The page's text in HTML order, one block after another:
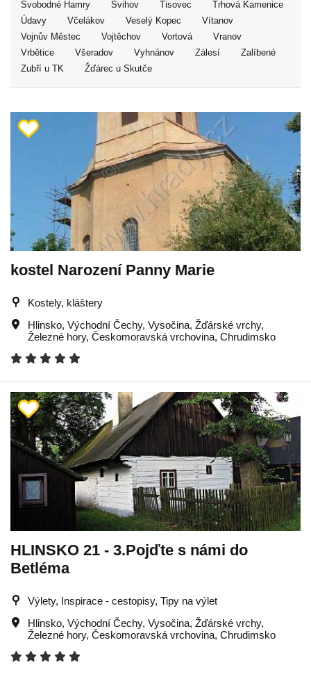
Svobodné Hamry Švihov Tisovec
Trhová Kamenice
Údavy
Včelákov Veselý Kopec
Vítanov
Vojnův Městec
Vojtěchov Vortová
Vranov
Vrbětice
Všeradov Vyhnánov Zálesí
Zalíbené
Zubří u TK
Žďárec u Skutče
kostel Narození Panny Marie
Kostely, kláštery
Hlinsko, Východní Čechy, Vysočina, Žďárské vrchy,
Železné hory, Českomoravská vrchovina, Chrudimsko
HLINSKO 21 - 3.Pojďte s námi do
Betléma
Výlety, Inspirace - cestopisy, Tipy na výlet
Hlinsko, Východní Čechy, Vysočina, Žďárské vrchy,
Železné hory, Českomoravská vrchovina, Chrudimsko